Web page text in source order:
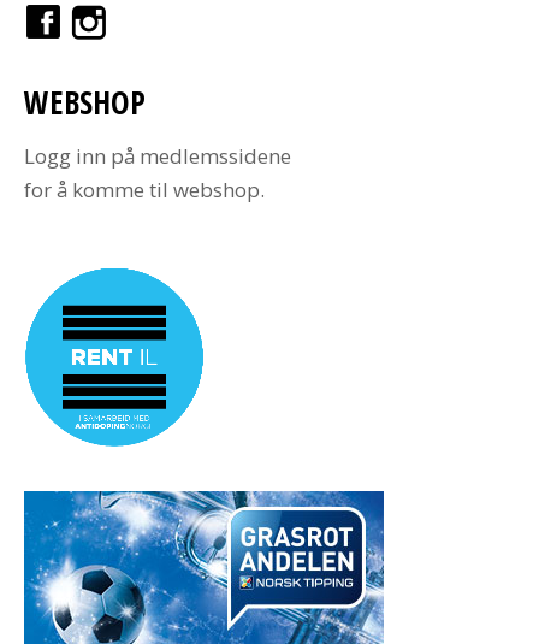
WEBSHOP
Logg inn på medlemssidene
for å komme til webshop.